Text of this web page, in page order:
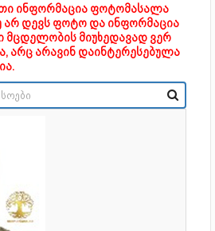
ინფორმაცია ფოტომასალა
არ დევს ფოტო და ინფორმაცია
მცდელობის მიუხედავად ვერ
არც არავინ დაინტერესებულა